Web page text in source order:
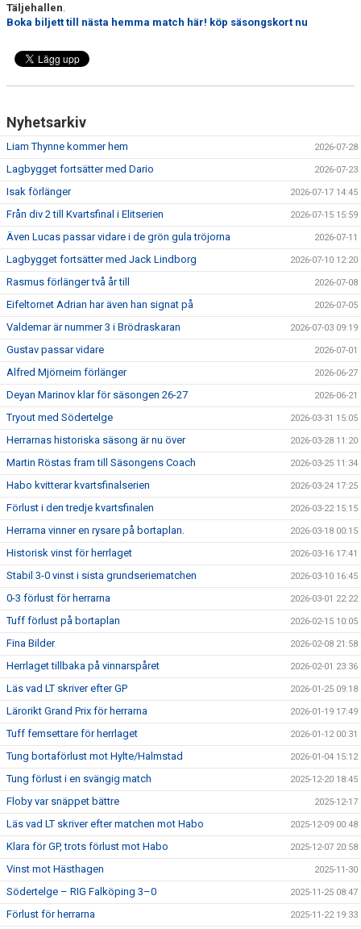
Täljehallen
Boka biljett till nästa hemma match här! köp säsongskort nu
Nyhetsarkiv
Liam Thynne kommer hem 2026-07-28
Lagbygget fortsätter med Dario 2026-07-23
Isak förlänger 2026-07-17 14:45
Från div 2 till Kvartsfinal i Elitserien 2026-07-15 15:59
Även Lucas passar vidare i de grön gula tröjorna 2026-07-11
Lagbygget fortsätter med Jack Lindborg 2026-07-10 12:20
Rasmus förlänger två år till 2026-07-08
Eifeltornet Adrian har även han signat på 2026-07-05
Valdemar är nummer 3 i Brödraskaran 2026-07-03 09:19
Gustav passar vidare 2026-07-01
Alfred Mjörneim förlänger 2026-06-27
Deyan Marinov klar för säsongen 26-27 2026-06-21
Tryout med Södertelge 2026-03-31 15:05
Herrarnas historiska säsong är nu över 2026-03-28 11:20
Martin Röstas fram till Säsongens Coach 2026-03-25 11:34
Habo kvitterar kvartsfinalserien 2026-03-24 17:25
Förlust i den tredje kvartsfinalen 2026-03-22 15:15
Herrarna vinner en rysare på bortaplan. 2026-03-18 00:15
Historisk vinst för herrlaget 2026-03-16 17:41
Stabil 3-0 vinst i sista grundseriematchen 2026-03-10 16:45
0-3 förlust för herrarna 2026-03-01 22:22
Tuff förlust på bortaplan 2026-02-15 10:05
Fina Bilder 2026-02-08 21:58
Herrlaget tillbaka på vinnarspåret 2026-02-01 23:36
Läs vad LT skriver efter GP 2026-01-25 09:18
Lärorikt Grand Prix för herrarna 2026-01-19 17:49
Tuff femsettare för herrlaget 2026-01-12 00:31
Tung bortaförlust mot Hylte/Halmstad 2026-01-04 15:12
Tung förlust i en svängig match 2025-12-20 18:45
Floby var snäppet bättre 2025-12-17
Läs vad LT skriver efter matchen mot Habo 2025-12-09 00:48
Klara för GP, trots förlust mot Habo 2025-12-07 20:58
Vinst mot Hästhagen 2025-11-30
Södertelge – RIG Falköping 3–0 2025-11-25 08:47
Förlust för herrarna 2025-11-22 19:33